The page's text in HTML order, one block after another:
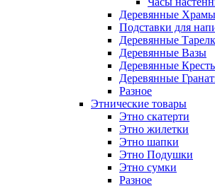
Деревянные Храмы
Подставки для
Деревянные
Деревянные Вазы
Деревянные
Деревянные
Разное
Этнические товары
Этно скатерти
Этно жилетки
Этно шапки
Этно Подушки
Этно сумки
Разное